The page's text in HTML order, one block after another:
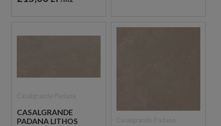
CASALGRANDE
PADANA LITHOS